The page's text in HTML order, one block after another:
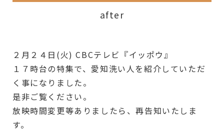
after
２月２４日(火)CBCテレビ『イッポウ』
１７時台の特集で、愛知洗い人を紹介していただ
く事になりました。
是非ご覧ください。
放映時間変更等ありましたら、再告知いたしま
す。